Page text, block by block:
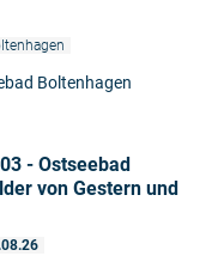
Boltenhagen
- Ostseebad
von Gestern und